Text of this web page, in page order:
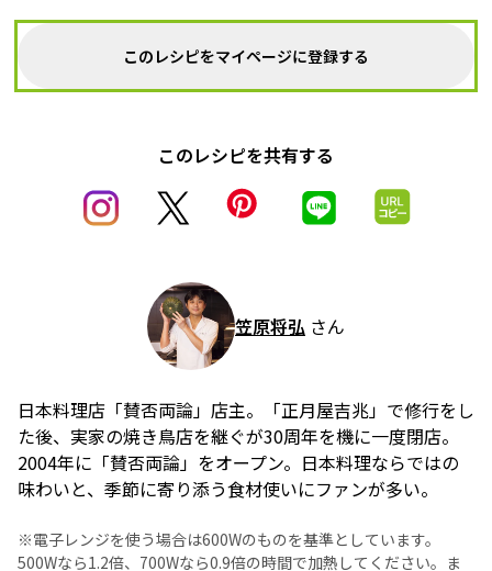
このレシピをマイページに登録する
このレシピを共有する
笠原将弘 さん
日本料理店「賛否両論」店主。「正月屋吉兆」で修行をし
た後、実家の焼き鳥店を継ぐが30周年を機に一度閉店。
2004年に「賛否両論」をオープン。日本料理ならではの
味わいと、季節に寄り添う食材使いにファンが多い。
※電子レンジを使う場合は600Wのものを基準としています。
500Wなら1.2倍、700Wなら0.9倍の時間で加熱してください。ま